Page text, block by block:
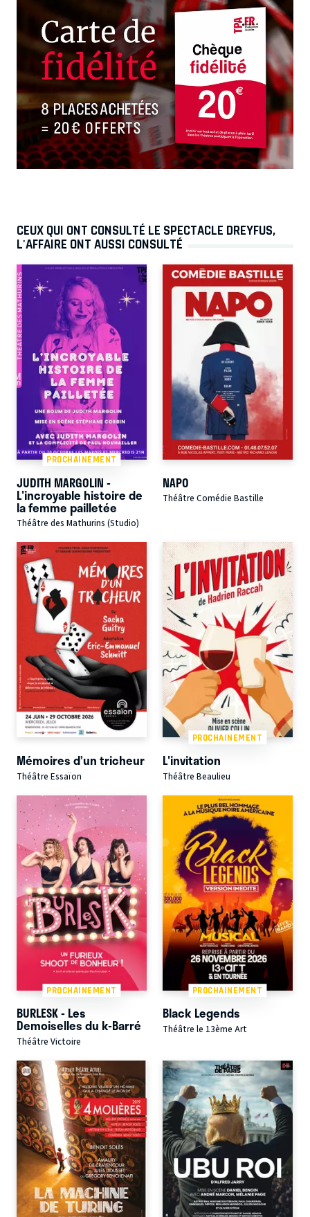
CEUX QUI ONT CONSULTÉ LE SPECTACLE DREYFUS,
L'AFFAIRE ONT AUSSI CONSULTÉ
PROCHAINEMENT
JUDITH MARGOLIN -
L'incroyable histoire de
la femme pailletée
Théâtre des Mathurins (Studio)
NAPO
Théâtre Comédie Bastille
Mémoires d’un tricheur
Théâtre Essaïon
PROCHAINEMENT
L'invitation
Théâtre Beaulieu
PROCHAINEMENT
BURLESK - Les
Demoiselles du k-Barré
Théâtre Victoire
PROCHAINEMENT
Black Legends
Théâtre le 13ème Art